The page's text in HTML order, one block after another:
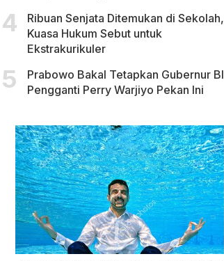
Ribuan Senjata Ditemukan di Sekolah,
Kuasa Hukum Sebut untuk
Ekstrakurikuler
Prabowo Bakal Tetapkan Gubernur BI
Pengganti Perry Warjiyo Pekan Ini